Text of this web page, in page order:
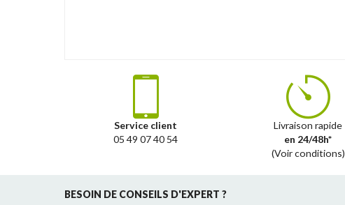
Service client
05 49 07 40 54
Livraison rapide
en 24/48h*
(Voir conditions)
BESOIN DE CONSEILS D'EXPERT ?